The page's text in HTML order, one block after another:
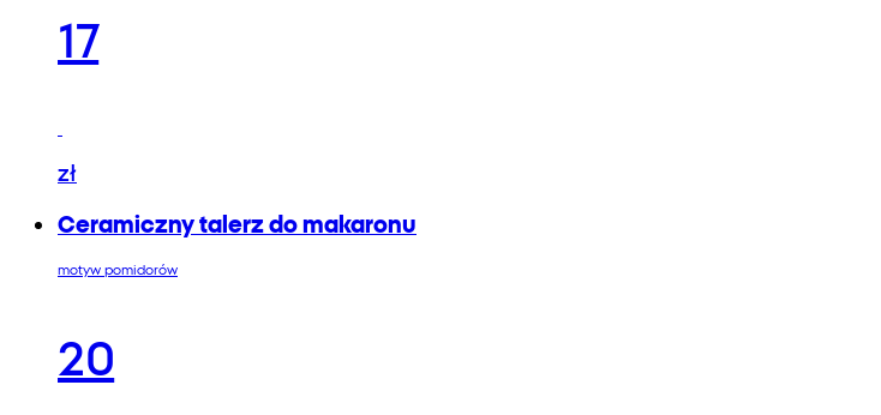
17
zł
Ceramiczny talerz do makaronu
motyw pomidorów
20